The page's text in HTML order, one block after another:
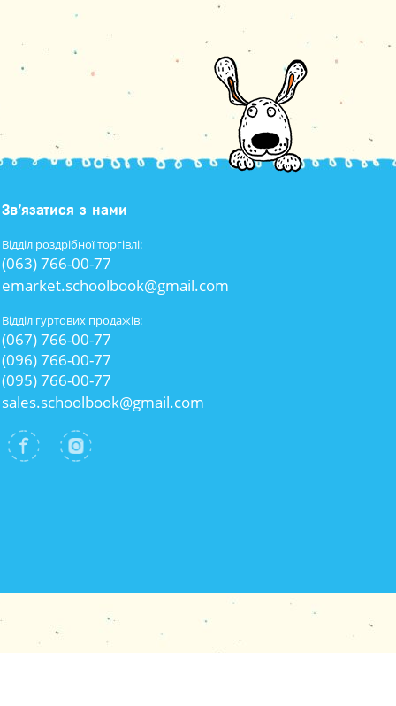
Зв’язатися з нами
Відділ роздрібної торгівлі:
(063) 766-00-77
emarket.schoolbook@gmail.com
Відділ гуртових продажів:
(067) 766-00-77
(096) 766-00-77
(095) 766-00-77
sales.schoolbook@gmail.com